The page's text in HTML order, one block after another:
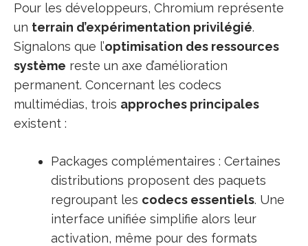
Pour les développeurs, Chromium représente
un terrain d’expérimentation privilégié.
Signalons que l’optimisation des ressources
système reste un axe d’amélioration
permanent. Concernant les codecs
multimédias, trois approches principales
existent :
Packages complémentaires : Certaines
distributions proposent des paquets
regroupant les codecs essentiels. Une
interface unifiée simplifie alors leur
activation, même pour des formats